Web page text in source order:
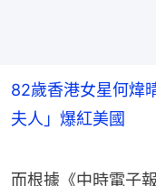
82歲香港女星何煒
夫人」爆紅美國
而根據《中時電子